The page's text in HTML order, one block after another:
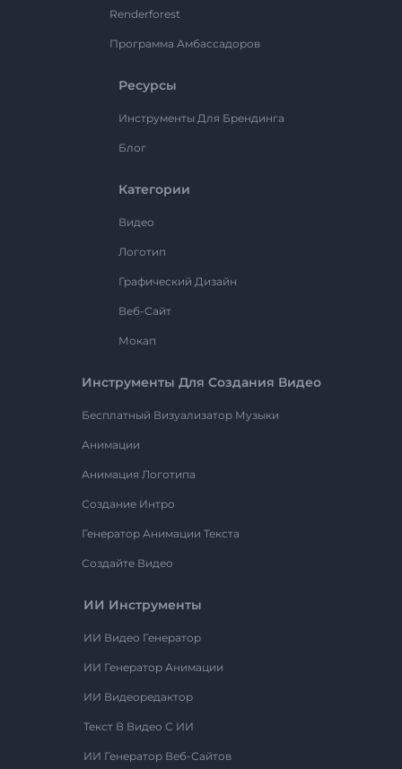
Renderforest
Программа Амбассадоров
Ресурсы
Инструменты Для Брендинга
Блог
Категории
Видео
Логотип
Графический Дизайн
Веб-Сайт
Мокап
Инструменты Для Создания Видео
Бесплатный Визуализатор Музыки
Анимации
Анимация Логотипа
Создание Интро
Генератор Анимации Текста
Создайте Видео
ИИ Инструменты
ИИ Видео Генератор
ИИ Генератор Анимации
ИИ Видеоредактор
Текст В Видео С ИИ
ИИ Генератор Веб-Сайтов